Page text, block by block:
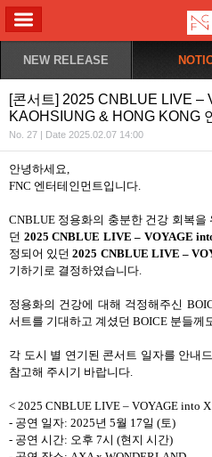
NEW RELEASE
[콘서트] 2025 CNBLUE LIVE –
KAOHSIUNG & HONG KONG
No. 27 | Date 2025.02.07 14:00
안녕하세요,
FNC 엔터테인먼트입니다.
CNBLUE 정용화의 충분한 건강 회복을
던 2025 CNBLUE LIVE – VOYAGE
정되어 있던2025 CNBLUE LIVE –
기하기로 결정하였습니다.
정용화의 건강에 대해 걱정해주신
서트를 기대하고 계셨던 BOICE 분들께
각 도시 별 연기된 콘서트 일자를 안내
참고해 주시기 바랍니다.
< 2025 CNBLUE LIVE – VOYAGE into
- 공연 일자: 2025년 5월 17일 (토)
- 공연 시간: 오후 7시 (현지 시간)